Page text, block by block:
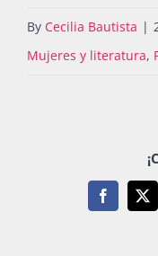
By Cecilia Bautista |
Mujeres y literatura,
Facebook
X